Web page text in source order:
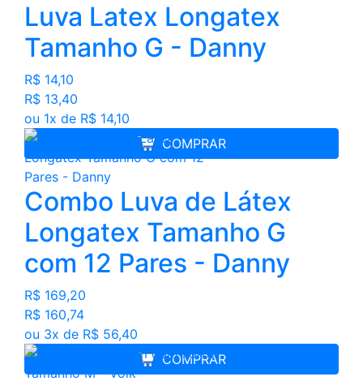
Luva Latex Longatex
Tamanho G - Danny
R$ 14,10
R$ 13,40
ou 1x de R$ 14,10
COMPRAR
Combo Luva de Látex
Longatex Tamanho G
com 12 Pares - Danny
R$ 169,20
R$ 160,74
ou 3x de R$ 56,40
COMPRAR